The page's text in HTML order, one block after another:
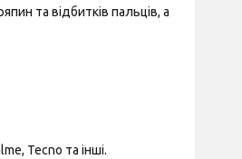
та відбитків пальців, а
Tecno та інші.